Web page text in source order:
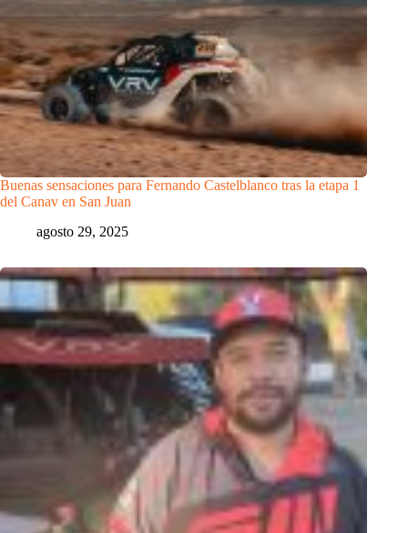
Buenas sensaciones para Fernando Castelblanco tras la etapa 1
del Canav en San Juan
agosto 29, 2025